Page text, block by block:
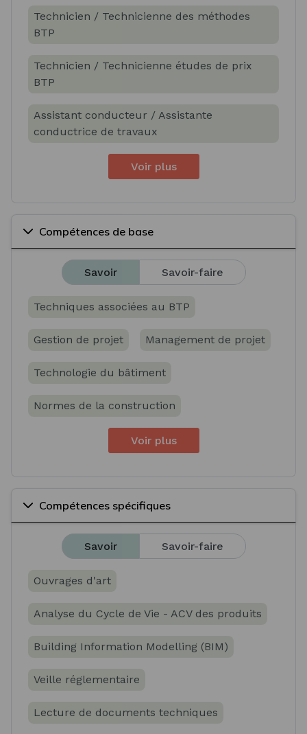
Technicien / Technicienne des méthodes
BTP
Technicien / Technicienne études de prix
BTP
Assistant conducteur / Assistante
conductrice de travaux
Voir plus
Compétences de base
Savoir Savoir-faire
Techniques associées au BTP
Gestion de projet Management de projet
Technologie du bâtiment
Normes de la construction
Voir plus
Compétences spécifiques
Savoir Savoir-faire
Ouvrages d'art
Analyse du Cycle de Vie - ACV des produits
Building Information Modelling (BIM)
Veille réglementaire
Lecture de documents techniques